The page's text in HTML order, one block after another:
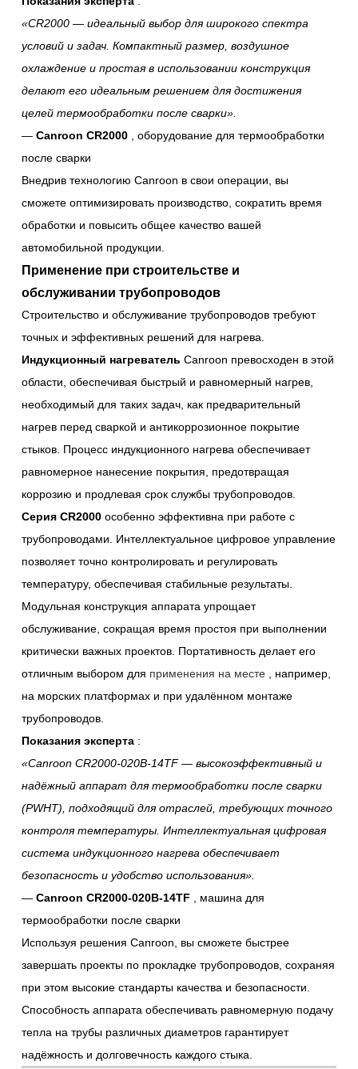
«CR2000 — идеальный выбор для широкого спектра
условий и задач. Компактный размер, воздушное
охлаждение и простая в использовании конструкция
делают его идеальным решением для достижения
целей термообработки после сварки».
—Canroon CR2000 , оборудование для термообработки
после сварки
Внедрив технологию Canroon в свои операции, вы
сможете оптимизировать производство, сократить время
обработки и повысить общее качество вашей
автомобильной продукции.
Применение при строительстве и
обслуживании трубопроводов
Строительство и обслуживание трубопроводов требуют
точных и эффективных решений для нагрева.
Индукционный нагреватель Canroon превосходен в этой
области, обеспечивая быстрый и равномерный нагрев,
необходимый для таких задач, как предварительный
нагрев перед сваркой и антикоррозионное покрытие
стыков. Процесс индукционного нагрева обеспечивает
равномерное нанесение покрытия, предотвращая
коррозию и продлевая срок службы трубопроводов.
Серия CR2000 особенно эффективна при работе с
трубопроводами. Интеллектуальное цифровое управление
позволяет точно контролировать и регулировать
температуру, обеспечивая стабильные результаты.
Модульная конструкция аппарата упрощает
обслуживание, сокращая время простоя при выполнении
критически важных проектов. Портативность делает его
отличным выбором для применения на месте
, например,
на морских платформах и при удалённом монтаже
трубопроводов.
Показания эксперта :
«Canroon CR2000-020B-14TF — высокоэффективный и
надёжный аппарат для термообработки после сварки
(PWHT), подходящий для отраслей, требующих точного
контроля температуры. Интеллектуальная цифровая
система индукционного нагрева обеспечивает
безопасность и удобство использования».
—Canroon CR2000-020B-14TF , машина для
термообработки после сварки
Используя решения Canroon, вы сможете быстрее
завершать проекты по прокладке трубопроводов, сохраняя
при этом высокие стандарты качества и безопасности.
Способность аппарата обеспечивать равномерную подачу
тепла на трубы различных диаметров гарантирует
надёжность и долговечность каждого стыка.